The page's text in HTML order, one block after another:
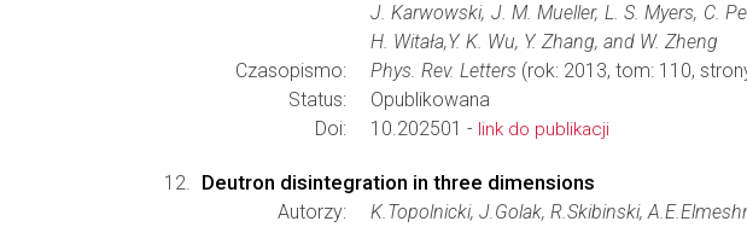
J. Karwowski, J. M. Mueller, L. S. Myers, C.
H. Witała,Y. K. Wu, Y. Zhang, and W. Zheng
Czasopismo:
Phys. Rev. Letters (rok: 2013, tom: 110,
Status:
Opublikowana
Doi:
10.202501 - link do publikacji
Deutron disintegration in three dimensions
Autorzy:
K.Topolnicki, J.Golak, R.Skibinski,